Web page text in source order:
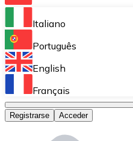
Bitnovo Ramp
Integra nuestra
Bitnovo Giftcards
Bitnovo OTC
Italiano
Português
English
Français
Registrarse Acceder